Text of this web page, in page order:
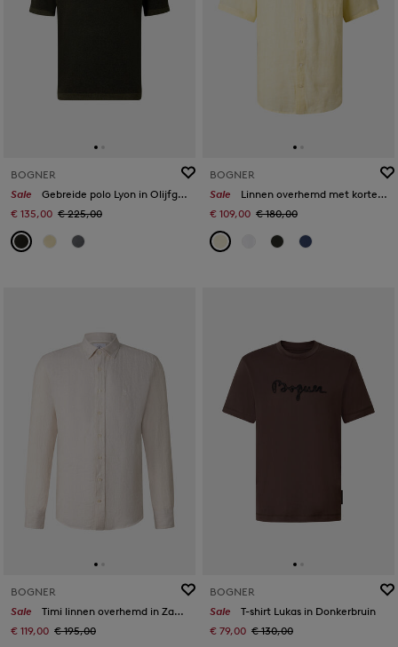
BOGNER
Sale
Gebreide polo Lyon in Olijfgroen
€ 135,00 € 225,00
BOGNER
Sale
Linnen overhemd met korte mouwen Lykos in Geel
€ 109,00 € 180,00
BOGNER
Sale
Timi linnen overhemd in Zand/wit
€ 119,00 € 195,00
BOGNER
Sale
T-shirt Lukas in Donkerbruin
€ 79,00 € 130,00